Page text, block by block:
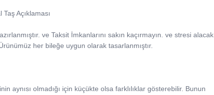
Açıklaması
ve Taksit İmkanlarını sakın kaçırmayın. ve stresi alacak
her bileğe uygun olarak tasarlanmıştır.
aynısı olmadığı için küçükte olsa farklılıklar gösterebilir. Bunun